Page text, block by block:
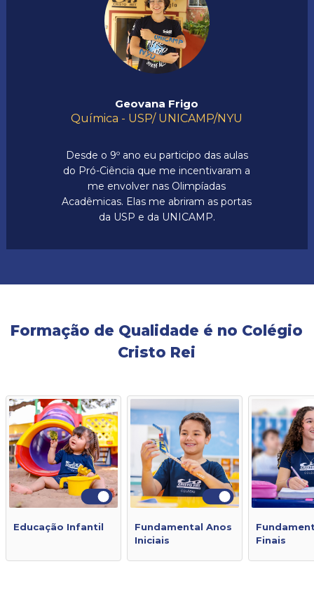
Geovana Frigo
Química - USP/ UNICAMP/NYU
Desde o 9º ano eu participo das aulas
do Pró-Ciência que me incentivaram a
me envolver nas Olimpíadas
Acadêmicas. Elas me abriram as portas
da USP e da UNICAMP.
Formação de Qualidade é no Colégio
Cristo Rei
Educação Infantil
Fundamental Anos
Iniciais
Finais